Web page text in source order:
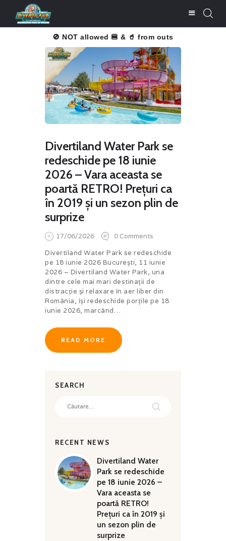
CUMPĂRĂ BILETE
LISTĂ PREŢURI
ATRACŢII
BARURI ŞI
SERVICII
CONTACT
UTILE
🚫 NOT allowed 🍔 & 🥤 from outside.
Divertiland Water Park se
redeschide pe 18 iunie
2026 – Vara aceasta se
poartă RETRO! Prețuri ca
în 2019 și un sezon plin de
surprize
17/06/2026 0 Comments
Divertiland Water Park se redeschide
pe 18 iunie 2026 București, 11 iunie
2026 – Divertiland Water Park, una
dintre cele mai mari destinații de
distracție și relaxare în aer liber din
România, își redeschide porțile pe 18
iunie 2026, marcând…
READ MORE
SEARCH
după:
RECENT NEWS
Divertiland Water
Park se redeschide
pe 18 iunie 2026 –
Vara aceasta se
poartă RETRO!
Prețuri ca în 2019 și
un sezon plin de
surprize